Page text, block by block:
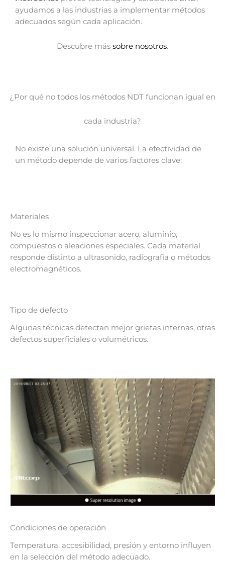
ayudamos a las industrias a implementar métodos
adecuados según cada aplicación.
Descubre más sobre nosotros.
¿Por qué no todos los métodos NDT funcionan igual en
cada industria?
No existe una solución universal. La efectividad de
un método depende de varios factores clave:
Materiales
No es lo mismo inspeccionar acero, aluminio,
compuestos o aleaciones especiales. Cada material
responde distinto a ultrasonido, radiografía o métodos
electromagnéticos.
Tipo de defecto
Algunas técnicas detectan mejor grietas internas, otras
defectos superficiales o volumétricos.
Condiciones de operación
Temperatura, accesibilidad, presión y entorno influyen
en la selección del método adecuado.